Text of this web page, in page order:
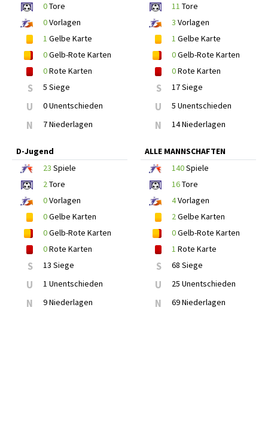
0Tore
0Vorlagen
1 Gelbe Karte
0Gelb-Rote Karten
0Rote Karten
S 5 Siege
U 0 Unentschieden
N 7 Niederlagen
11 Tore
3 Vorlagen
1 Gelbe Karte
0Gelb-Rote Karten
0Rote Karten
S 17 Siege
U 5 Unentschieden
N 14 Niederlagen
D-Jugend
23 Spiele
2Tore
0Vorlagen
0Gelbe Karten
0Gelb-Rote Karten
0Rote Karten
S 13 Siege
U 1 Unentschieden
N 9 Niederlagen
ALLE MANNSCHAFTEN
140Spiele
16Tore
4Vorlagen
2Gelbe Karten
0Gelb-Rote Karten
1 Rote Karte
S 68 Siege
U 25 Unentschieden
N 69 Niederlagen